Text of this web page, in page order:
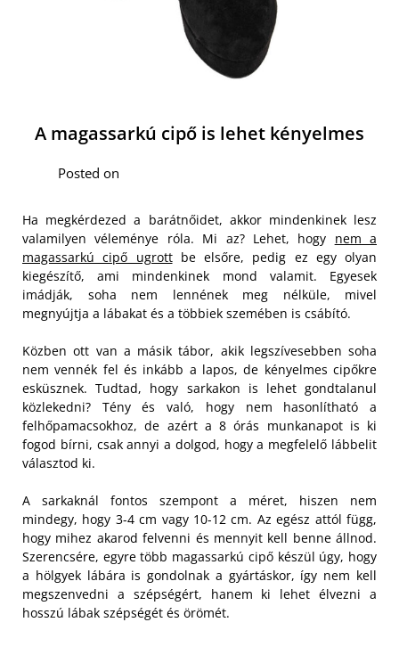
A magassarkú cipő is lehet kényelmes
Posted on
Ha megkérdezed a barátnőidet, akkor mindenkinek lesz
valamilyen véleménye róla. Mi az? Lehet, hogy nem a
magassarkú cipő ugrottbe elsőre, pedig ez egy olyan
kiegészítő, ami mindenkinek mond valamit. Egyesek
imádják, soha nem lennének meg nélküle, mivel
megnyújtja a lábakat és a többiek szemében is csábító.
Közben ott van a másik tábor, akik legszívesebben soha
nem vennék fel és inkább a lapos, de kényelmes cipőkre
esküsznek. Tudtad, hogy sarkakon is lehet gondtalanul
közlekedni? Tény és való, hogy nem hasonlítható a
felhőpamacsokhoz, de azért a 8 órás munkanapot is ki
fogod bírni, csak annyi a dolgod, hogy a megfelelő lábbelit
választod ki.
A sarkaknál fontos szempont a méret, hiszen nem
mindegy, hogy 3-4 cm vagy 10-12 cm. Az egész attól függ,
hogy mihez akarod felvenni és mennyit kell benne állnod.
Szerencsére, egyre több magassarkú cipő készül úgy, hogy
a hölgyek lábára is gondolnak a gyártáskor, így nem kell
megszenvedni a szépségért, hanem ki lehet élvezni a
hosszú lábak szépségét és örömét.